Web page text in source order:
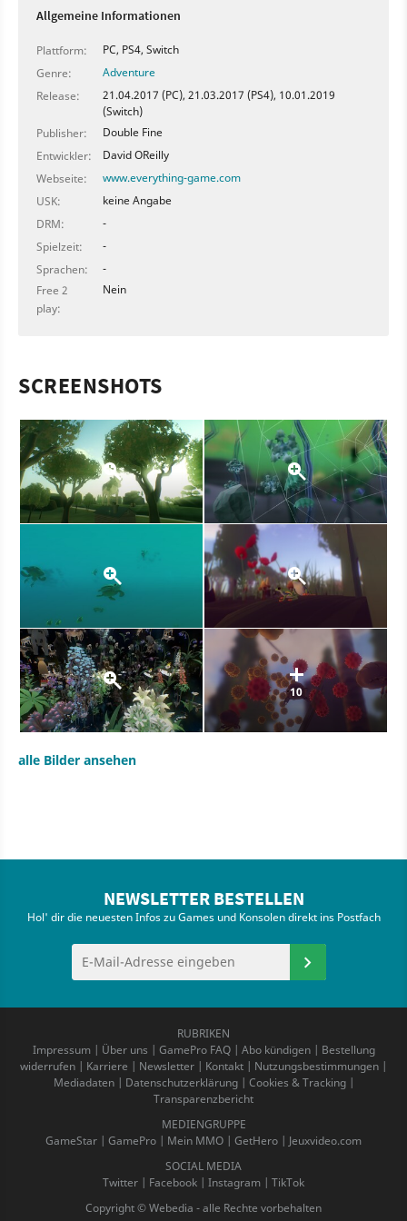
Einkaufspreis sparen. Release-Termin ist der 21. März
Allgemeine Informationen
Plattform:
PC, PS4, Switch
Genre:
Adventure
Release:
21.04.2017 (PC), 21.03.2017 (PS4), 10.01.2019
(Switch)
Publisher:
Double Fine
Entwickler:
David OReilly
Webseite:
www.everything-game.com
USK:
keine Angabe
DRM:
-
Spielzeit:
-
Sprachen:
-
Free 2
play:
Nein
SCREENSHOTS
10
alle Bilder ansehen
NEWSLETTER BESTELLEN
Hol' dir die neuesten Infos zu Games und Konsolen direkt ins Postfach
RUBRIKEN
Impressum| Über uns | GamePro FAQ| Abo kündigen| Bestellung
widerrufen | Karriere | Newsletter | Kontakt | Nutzungsbestimmungen |
Mediadaten| Datenschutzerklärung| Cookies & Tracking|
Transparenzbericht
MEDIENGRUPPE
GameStar | GamePro | Mein MMO | GetHero | Jeuxvideo.com
SOCIAL MEDIA
Twitter | Facebook | Instagram | TikTok
Copyright © Webedia - alle Rechte vorbehalten